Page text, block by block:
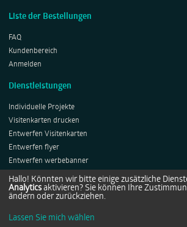
Liste der Bestellungen
FAQ
Kundenbereich
Anmelden
Dienstleistungen
Individuelle Projekte
Visitenkarten drucken
Entwerfen Visitenkarten
Entwerfen flyer
Entwerfen werbebanner
Entwerfen Plakates
Entwerfen Roll-ups
Copyright © 2014-2026 by Netprints.de All rights
Hallo! Könnten wir bitte einige zusätzliche
Analytics aktivieren? Sie können Ihre
ändern oder zurückziehen.
Lassen Sie mich wählen